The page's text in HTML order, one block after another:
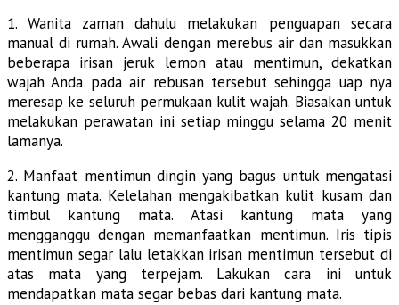
1. Wanita zaman dahulu melakukan penguapan secara
manual di rumah. Awali dengan merebus air dan masukkan
beberapa irisan jeruk lemon atau mentimun, dekatkan
wajah Anda pada air rebusan tersebut sehingga uap nya
meresap ke seluruh permukaan kulit wajah. Biasakan untuk
melakukan perawatan ini setiap minggu selama 20 menit
lamanya.
2. Manfaat mentimun dingin yang bagus untuk mengatasi
kantung mata. Kelelahan mengakibatkan kulit kusam dan
timbul kantung mata. Atasi kantung mata yang
mengganggu dengan memanfaatkan mentimun. Iris tipis
mentimun segar lalu letakkan irisan mentimun tersebut di
atas mata yang terpejam. Lakukan cara ini untuk
mendapatkan mata segar bebas dari kantung mata.